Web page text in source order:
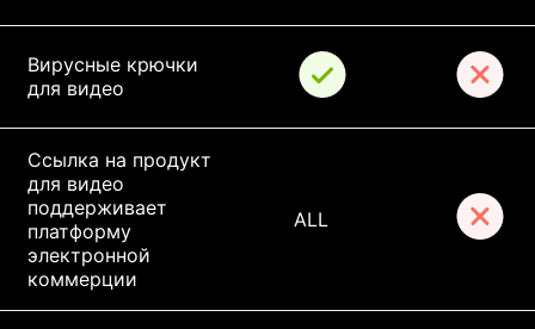
Вирусные крючки
для видео
Ссылка на продукт
для видео
поддерживает
платформу
электронной
коммерции
ALL